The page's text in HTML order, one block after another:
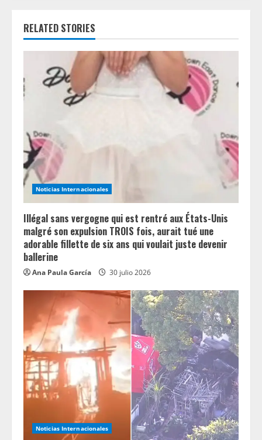
u
R
a
d
i
n
g
RELATED STORIES
Noticias Internacionales
Illégal sans vergogne qui est rentré aux États-Unis
malgré son expulsion TROIS fois, aurait tué une
adorable fillette de six ans qui voulait juste devenir
ballerine
Ana Paula García 30 julio 2026
Noticias Internacionales